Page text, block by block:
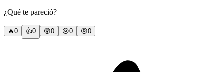
¿Qué te pareció?
🔥0 👍0 😲0 😢0 😠0